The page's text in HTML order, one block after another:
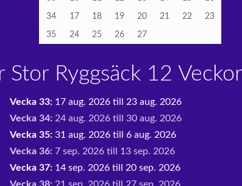
34 17 18 19 20 21 22 23
35 24 25 26 27
Stor Ryggsäck 12
Vecka 33: 17 aug. 2026 till 23 aug. 2026
Vecka 34: 24 aug. 2026 till 30 aug. 2026
Vecka 35: 31 aug. 2026 till 6 aug. 2026
Vecka 36: 7 sep. 2026 till 13 sep. 2026
Vecka 37: 14 sep. 2026 till 20 sep. 2026